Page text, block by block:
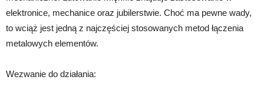
elektronice, mechanice oraz jubilerstwie. Choć ma pewne wady,
to wciąż jest jedną z najczęściej stosowanych metod łączenia
metalowych elementów.
Wezwanie do działania: